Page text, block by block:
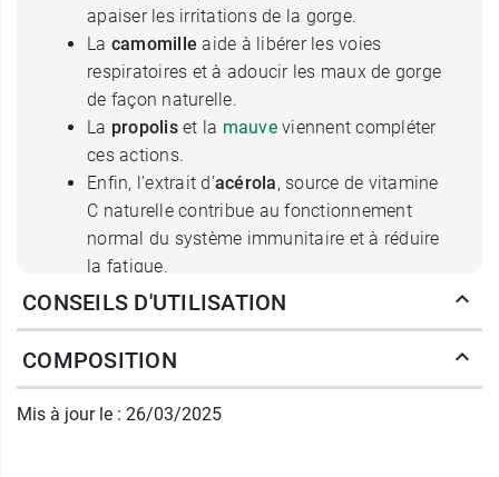
apaiser les irritations de la gorge.
La camomille aide à libérer les voies
respiratoires et à adoucir les maux de gorge
de façon naturelle.
La propolis et la mauve viennent compléter
ces actions.
Enfin, l’extrait d’acérola, source de vitamine
C naturelle contribue au fonctionnement
normal du système immunitaire et à réduire
la fatigue.
Le produit Granions Kid Bio Nez Gorge est
biologique. Il est fabriqué sur la base d’un sirop
estsans sucres ajoutés
CONSEILS D'UTILISATION
COMPOSITION
Mis à jour le : 26/03/2025